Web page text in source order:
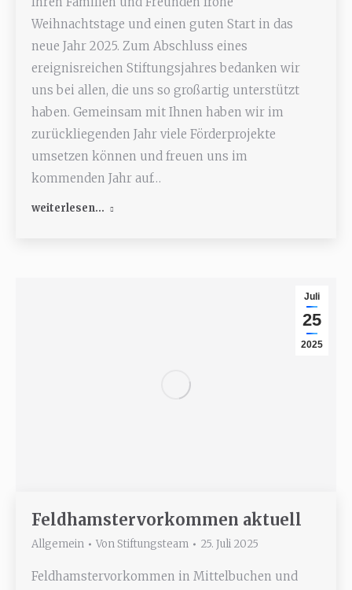
Weihnachtstage und einen guten Start in das
neue Jahr 2025. Zum Abschluss eines
ereignisreichen Stiftungsjahres bedanken wir
uns bei allen, die uns so großartig unterstützt
haben. Gemeinsam mit Ihnen haben wir im
zurückliegenden Jahr viele Förderprojekte
umsetzen können und freuen uns im
kommenden Jahr auf…
weiterlesen...
Juli
25
2025
Feldhamstervorkommen aktuell
Allgemein Von Stiftungsteam 25. Juli 2025
Feldhamstervorkommen in Mittelbuchen und